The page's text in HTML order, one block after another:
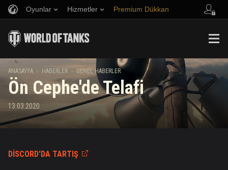
Oyunlar Hizmetler Premium Dükkan
Müzik
Adil Oyun Politikası
Wargaming.net Game Center
Twitch Ganimetleri Rehberi
Arkadaş Öner
Discord
Mod Merkezi
Medya
ANASAYFA HABERLER GENEL HABERLER
Ön Cephe'de Telafi
13.03.2020
DISCORD'DA TARTIŞ